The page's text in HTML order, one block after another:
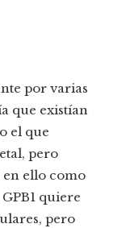
por varias
que existían
el que
pero
en ello como
quiere
pero